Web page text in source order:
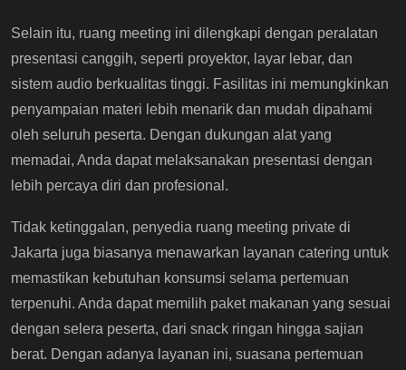
Selain itu, ruang meeting ini dilengkapi dengan peralatan
presentasi canggih, seperti proyektor, layar lebar, dan
sistem audio berkualitas tinggi. Fasilitas ini memungkinkan
penyampaian materi lebih menarik dan mudah dipahami
oleh seluruh peserta. Dengan dukungan alat yang
memadai, Anda dapat melaksanakan presentasi dengan
lebih percaya diri dan profesional.
Tidak ketinggalan, penyedia ruang meeting private di
Jakarta juga biasanya menawarkan layanan catering untuk
memastikan kebutuhan konsumsi selama pertemuan
terpenuhi. Anda dapat memilih paket makanan yang sesuai
dengan selera peserta, dari snack ringan hingga sajian
berat. Dengan adanya layanan ini, suasana pertemuan